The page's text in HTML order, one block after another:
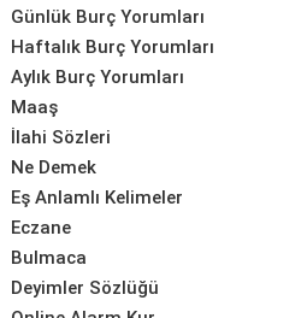
Günlük Burç Yorumları
Haftalık Burç Yorumları
Aylık Burç Yorumları
Maaş
İlahi Sözleri
Ne Demek
Eş Anlamlı Kelimeler
Eczane
Bulmaca
Deyimler Sözlüğü